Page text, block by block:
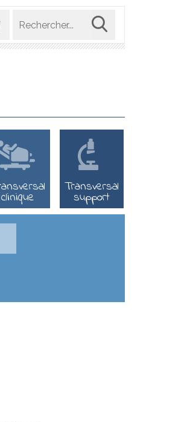
clinique
7Transversal
support